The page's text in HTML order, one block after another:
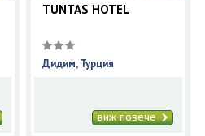
TUNTAS HOTEL
Дидим, Турция
виж повече